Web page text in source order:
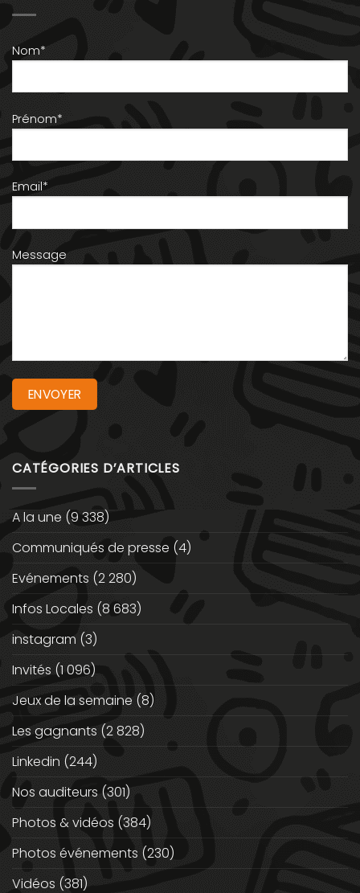
Nom*
Prénom*
Email*
Message
CATÉGORIES D’ARTICLES
A la une (9 338)
Communiqués de presse (4)
Evénements (2 280)
Infos Locales (8 683)
instagram (3)
Invités (1 096)
Jeux de la semaine (8)
Les gagnants (2 828)
Linkedin (244)
Nos auditeurs (301)
Photos & vidéos (384)
Photos événements (230)
Vidéos (381)